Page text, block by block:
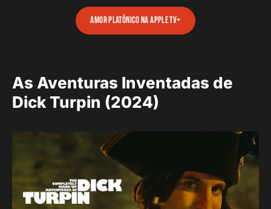
Amor Platônico na Apple TV+
As Aventuras Inventadas de
Dick Turpin (2024)